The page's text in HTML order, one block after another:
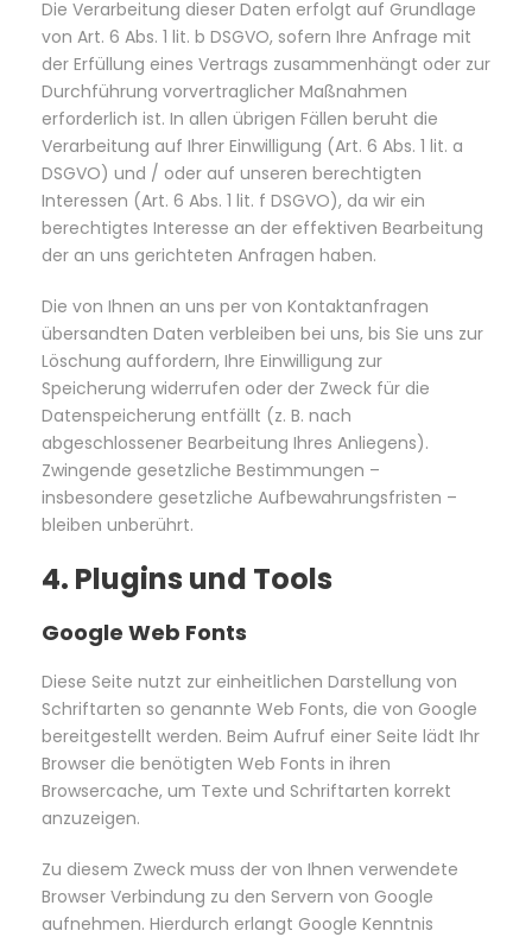
Die Verarbeitung dieser Daten erfolgt auf Grundlage
von Art. 6 Abs. 1 lit. b DSGVO, sofern Ihre Anfrage mit
der Erfüllung eines Vertrags zusammenhängt oder zur
Durchführung vorvertraglicher Maßnahmen
erforderlich ist. In allen übrigen Fällen beruht die
Verarbeitung auf Ihrer Einwilligung (Art. 6 Abs. 1 lit. a
DSGVO) und / oder auf unseren berechtigten
Interessen (Art. 6 Abs. 1 lit. f DSGVO), da wir ein
berechtigtes Interesse an der effektiven Bearbeitung
der an uns gerichteten Anfragen haben.
Die von Ihnen an uns per von Kontaktanfragen
übersandten Daten verbleiben bei uns, bis Sie uns zur
Löschung auffordern, Ihre Einwilligung zur
Speicherung widerrufen oder der Zweck für die
Datenspeicherung entfällt (z. B. nach
abgeschlossener Bearbeitung Ihres Anliegens).
Zwingende gesetzliche Bestimmungen –
insbesondere gesetzliche Aufbewahrungsfristen –
bleiben unberührt.
4. Plugins und Tools
Google Web Fonts
Diese Seite nutzt zur einheitlichen Darstellung von
Schriftarten so genannte Web Fonts, die von Google
bereitgestellt werden. Beim Aufruf einer Seite lädt Ihr
Browser die benötigten Web Fonts in ihren
Browsercache, um Texte und Schriftarten korrekt
anzuzeigen.
Zu diesem Zweck muss der von Ihnen verwendete
Browser Verbindung zu den Servern von Google
aufnehmen. Hierdurch erlangt Google Kenntnis